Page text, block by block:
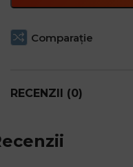
Comparaţie
RECENZII (0)